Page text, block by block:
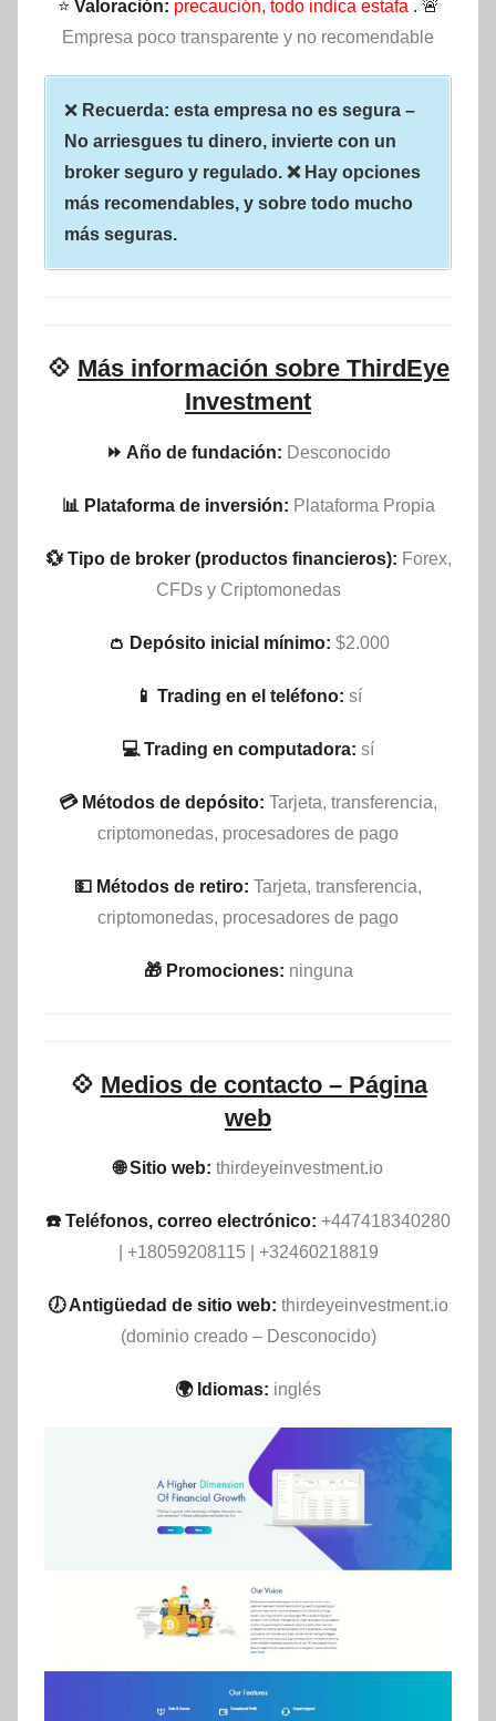
⭐ Valoración: precaución, todo indica estafa . 🚨
Empresa poco transparente y no recomendable
❌ Recuerda: esta empresa no es segura –
No arriesgues tu dinero, invierte con un
broker seguro y regulado. ❌ Hay opciones
más recomendables, y sobre todo mucho
más seguras.
💠 Más información sobre ThirdEye
Investment
⏩ Año de fundación: Desconocido
📊 Plataforma de inversión: Plataforma Propia
💱 Tipo de broker (productos financieros): Forex,
CFDs y Criptomonedas
👛 Depósito inicial mínimo: $2.000
📱 Trading en el teléfono: sí
💻 Trading en computadora: sí
💳 Métodos de depósito: Tarjeta, transferencia,
criptomonedas, procesadores de pago
💵​ Métodos de retiro: Tarjeta, transferencia,
criptomonedas, procesadores de pago
🎁 Promociones: ninguna
💠 Medios de contacto – Página
web
🌐 Sitio web: thirdeyeinvestment.io
☎️ Teléfonos, correo electrónico: +447418340280
| +18059208115 | +32460218819
🕖 Antigüedad de sitio web: thirdeyeinvestment.io
(dominio creado – Desconocido)
🌍 Idiomas: inglés